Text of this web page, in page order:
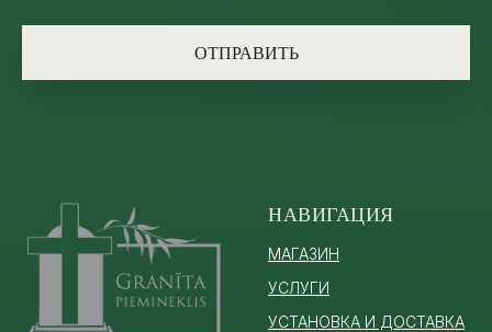
ОТПРАВИТЬ
НАВИГАЦИЯ
МАГАЗИН
УСЛУГИ
УСТАНОВКА И ДОСТАВКА